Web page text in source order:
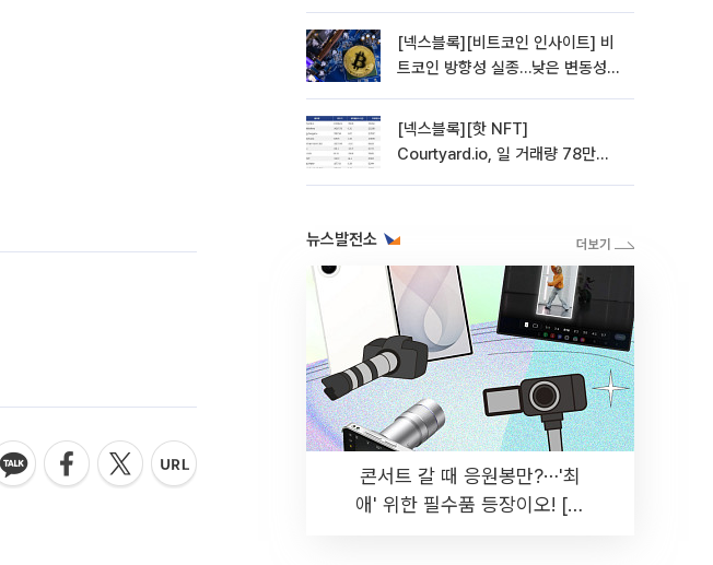
[넥스블록][비트코인 인사이트] 비
트코인 방향성 실종…낮은 변동성에
[넥스블록][핫 NFT]
Courtyard.io, 일 거래량 78만
뉴스발전소
콘서트 갈 때 응원봉만?⋯'최
애' 위한 필수품 등장이오! [솔